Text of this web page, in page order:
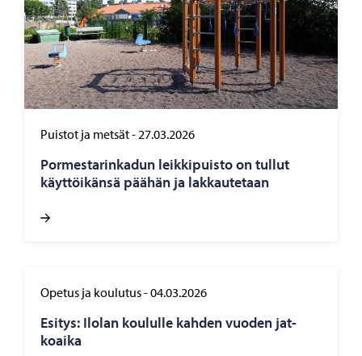
Puistot ja metsät-27.03.2026
Por­mes­ta­rin­ka­dun leik­ki­puis­to on tul­lut
käyt­töi­kän­sä pää­hän ja lak­kau­te­taan
Opetus ja koulutus-04.03.2026
Esi­tys: Ilo­lan kou­lul­le kah­den vuo­den jat­
koai­ka